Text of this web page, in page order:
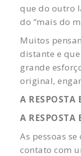
que do outro
do “mais do
Muitos
distante e
grande
original,
A RESPOSTA
A RESPOSTA
As pessoas
contato com